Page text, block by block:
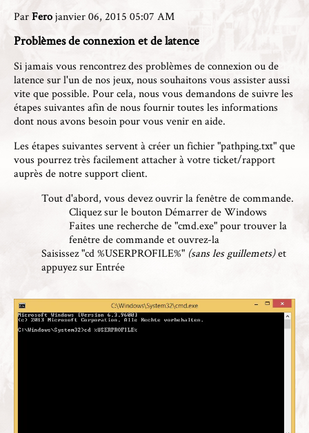
ParFerojanvier 06, 2015 05:07 AM
Problèmes de connexion et de latence
Si jamais vous rencontrez des problèmes de connexion ou de
latence sur l'un de nos jeux, nous souhaitons vous assister aussi
vite que possible. Pour cela, nous vous demandons de suivre les
étapes suivantes afin de nous fournir toutes les informations
dont nous avons besoin pour vous venir en aide.
Les étapes suivantes servent à créer un fichier "pathping.txt" que
vous pourrez très facilement attacher à votre ticket/rapport
auprès de notre support client.
Tout d'abord, vous devez ouvrir la fenêtre de commande.
Cliquez sur le bouton Démarrer de Windows
Faites une recherche de "cmd.exe" pour trouver la
fenêtre de commande et ouvrez-la
Saisissez "cd %USERPROFILE%" (sans les guillemets)et
appuyez sur Entrée